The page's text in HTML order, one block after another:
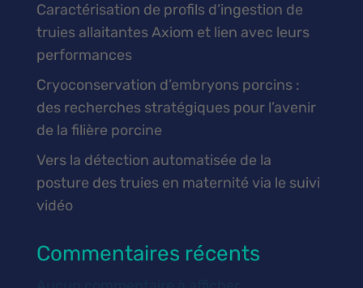
Caractérisation de profils d’ingestion de
truies allaitantes Axiom et lien avec leurs
performances
Cryoconservation d’embryons porcins :
des recherches stratégiques pour l’avenir
de la filière porcine
Vers la détection automatisée de la
posture des truies en maternité via le suivi
vidéo
Commentaires récents